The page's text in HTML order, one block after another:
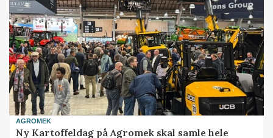
AGROMEK
Ny Kartoffeldag på Agromek skal samle hele